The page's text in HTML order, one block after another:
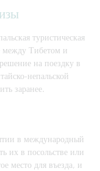
туристическая
между Тибетом и
на поездку в
непальской
заранее.
в международный
их в посольстве или
место для въезда, и